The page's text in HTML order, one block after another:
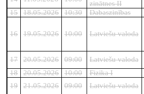
zinātnes II
15
18.05.2026 10:30 Dabaszinības
16 19.05.2026 10:00 Latviešu valoda
17 20.05.2026 09:00 Latviešu valoda
18
20.05.2026 10:00 Fizika I
19
21.05.2026 09:00 Latviešu valoda